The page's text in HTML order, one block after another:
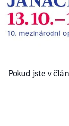
Pokud jste v